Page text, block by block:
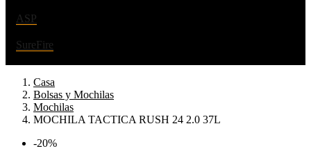
ASP
SureFire
Casa
Bolsas y Mochilas
Mochilas
MOCHILA TACTICA RUSH 24 2.0 37L
-20%